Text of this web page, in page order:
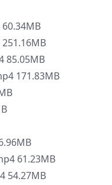
60.34MB
251.16MB
85.05MB
171.83MB
61.23MB
54.27MB